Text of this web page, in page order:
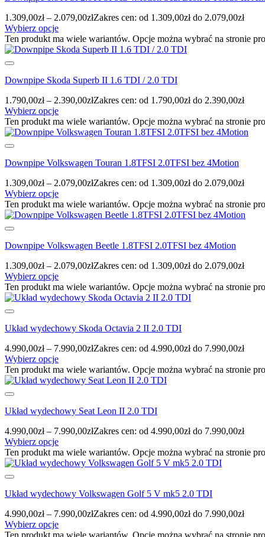
1.309,00zł – 2.079,00złZakres cen: od 1.309,00zł do 2.079,00zł
Wybierz opcje
Ten produkt ma wiele wariantów. Opcje można wybrać na stronie
Downpipe Skoda Superb II 1.6 TDI / 2.0 TDI
1.790,00zł – 2.390,00złZakres cen: od 1.790,00zł do 2.390,00zł
Wybierz opcje
Ten produkt ma wiele wariantów. Opcje można wybrać na stronie
Downpipe Volkswagen Touran 1.8TFSI 2.0TFSI bez 4Motion
1.309,00zł – 2.079,00złZakres cen: od 1.309,00zł do 2.079,00zł
Wybierz opcje
Ten produkt ma wiele wariantów. Opcje można wybrać na stronie
Downpipe Volkswagen Beetle 1.8TFSI 2.0TFSI bez 4Motion
1.309,00zł – 2.079,00złZakres cen: od 1.309,00zł do 2.079,00zł
Wybierz opcje
Ten produkt ma wiele wariantów. Opcje można wybrać na stronie
Układ wydechowy Skoda Octavia 2 II 2.0 TDI
4.990,00zł – 7.990,00złZakres cen: od 4.990,00zł do 7.990,00zł
Wybierz opcje
Ten produkt ma wiele wariantów. Opcje można wybrać na stronie
Układ wydechowy Seat Leon II 2.0 TDI
4.990,00zł – 7.990,00złZakres cen: od 4.990,00zł do 7.990,00zł
Wybierz opcje
Ten produkt ma wiele wariantów. Opcje można wybrać na stronie
Układ wydechowy Volkswagen Golf 5 V mk5 2.0 TDI
4.990,00zł – 7.990,00złZakres cen: od 4.990,00zł do 7.990,00zł
Wybierz opcje
Ten produkt ma wiele wariantów. Opcje można wybrać na stronie